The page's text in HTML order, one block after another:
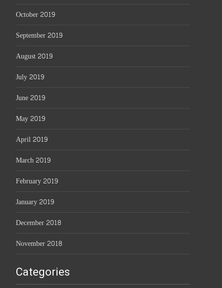
October 2019
September 2019
August 2019
July 2019
June 2019
May 2019
April 2019
March 2019
February 2019
January 2019
December 2018
November 2018
Categories